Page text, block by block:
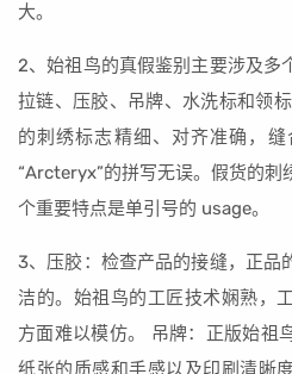
大。
2、始祖鸟的真假鉴别主要涉及多
拉链、压胶、吊牌、水洗标和领
的刺绣标志精细、对齐准确，
“Arcteryx”的拼写无误。假货的
个重要特点是单引号的 usage。
3、压胶：检查产品的接缝，正品
洁的。始祖鸟的工匠技术娴熟，
方面难以模仿。 吊牌：正版始祖
纸张的质感和手感以及印刷清晰